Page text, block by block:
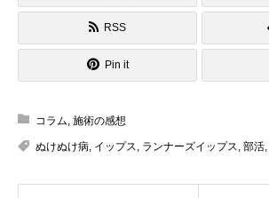
RSS
Pin it
コラム 施術の感想
ぬけぬけ病 イップス ランナーズイップス 部活